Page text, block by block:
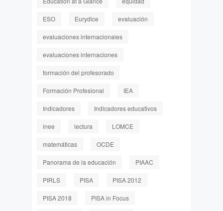
ESO Eurydice evaluación
evaluaciones internacionales
evaluaciones internaciones
formación del profesorado
Formación Profesional IEA
Indicadores Indicadores educativos
inee lectura LOMCE
matemáticas OCDE
Panorama de la educación PIAAC
PIRLS PISA PISA 2012
PISA 2018 PISA in Focus